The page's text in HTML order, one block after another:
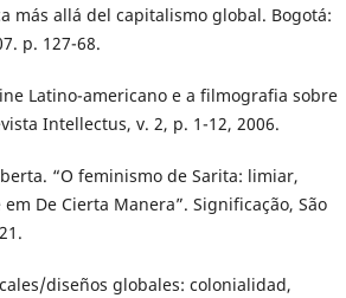
más allá del capitalismo global. Bogotá:
p. 127-68.
Latino-americano e a filmografia sobre
Intellectus, v. 2, p. 1-12, 2006.
“O feminismo de Sarita: limiar,
De Cierta Manera”. Significação, São
diseños globales: colonialidad,